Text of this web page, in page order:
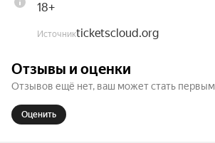
18+
Источникticketscloud.org
Отзывы и оценки
Отзывов ещё нет, ваш может стать первым
Оценить